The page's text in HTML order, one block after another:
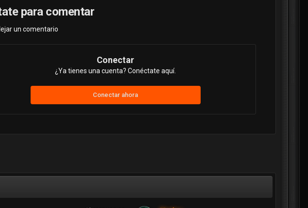
para comentar
un comentario
Conectar
¿Ya tienes una cuenta? Conéctate aquí.
Conectar ahora